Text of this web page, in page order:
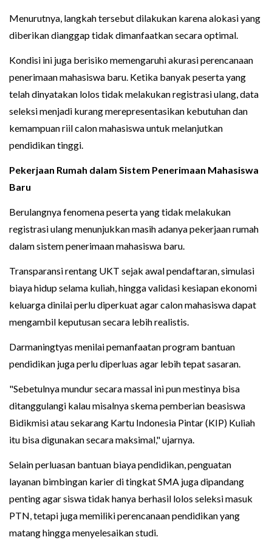
Menurutnya, langkah tersebut dilakukan karena alokasi yang
diberikan dianggap tidak dimanfaatkan secara optimal.
Kondisi ini juga berisiko memengaruhi akurasi perencanaan
penerimaan mahasiswa baru. Ketika banyak peserta yang
telah dinyatakan lolos tidak melakukan registrasi ulang, data
seleksi menjadi kurang merepresentasikan kebutuhan dan
kemampuan riil calon mahasiswa untuk melanjutkan
pendidikan tinggi.
Pekerjaan Rumah dalam Sistem Penerimaan Mahasiswa
Baru
Berulangnya fenomena peserta yang tidak melakukan
registrasi ulang menunjukkan masih adanya pekerjaan rumah
dalam sistem penerimaan mahasiswa baru.
Transparansi rentang UKT sejak awal pendaftaran, simulasi
biaya hidup selama kuliah, hingga validasi kesiapan ekonomi
keluarga dinilai perlu diperkuat agar calon mahasiswa dapat
mengambil keputusan secara lebih realistis.
Darmaningtyas menilai pemanfaatan program bantuan
pendidikan juga perlu diperluas agar lebih tepat sasaran.
"Sebetulnya mundur secara massal ini pun mestinya bisa
ditanggulangi kalau misalnya skema pemberian beasiswa
Bidikmisi atau sekarang Kartu Indonesia Pintar (KIP) Kuliah
itu bisa digunakan secara maksimal," ujarnya.
Selain perluasan bantuan biaya pendidikan, penguatan
layanan bimbingan karier di tingkat SMA juga dipandang
penting agar siswa tidak hanya berhasil lolos seleksi masuk
PTN, tetapi juga memiliki perencanaan pendidikan yang
matang hingga menyelesaikan studi.